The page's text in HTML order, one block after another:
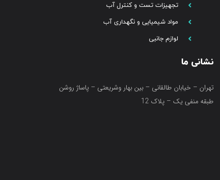
تجهیزات تست و کنترل آب
مواد شیمیایی و نگهداری آب
لوازم جانبی
نشانی ما
تهران – خیابان طالقانی – بین بهار وشریعتی – پاساژ روشن
طبقه منفی یک – پلاک 12